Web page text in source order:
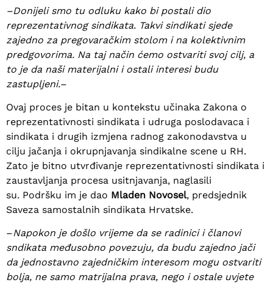
–Donijeli smo tu odluku kako bi postali dio
reprezentativnog sindikata. Takvi sindikati sjede
zajedno za pregovaračkim stolom i na kolektivnim
predgovorima. Na taj način ćemo ostvariti svoj cilj, a
to je da naši materijalni i ostali interesi budu
zastupljeni.–
Ovaj proces je bitan u kontekstu učinaka Zakona o
reprezentativnosti sindikata i udruga poslodavaca i
sindikata i drugih izmjena radnog zakonodavstva u
cilju jačanja i okrupnjavanja sindikalne scene u RH.
Zato je bitno utvrđivanje reprezentativnosti sindikata i
zaustavljanja procesa usitnjavanja, naglasili
su. Podršku im je dao Mladen Novosel, predsjednik
Saveza samostalnih sindikata Hrvatske.
–Napokon je došlo vrijeme da se radinici i članovi
sndikata međusobno povezuju, da budu zajedno jači
da jednostavno zajedničkim interesom mogu ostvariti
bolja, ne samo matrijalna prava, nego i ostale uvjete